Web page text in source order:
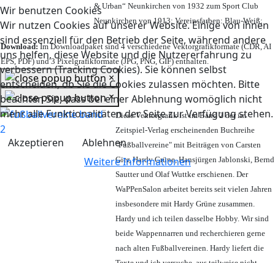
Wir benutzen Cookies
Wir nutzen Cookies auf unserer Website. Einige von ihnen
sind essenziell für den Betrieb der Seite, während andere
uns helfen, diese Website und die Nutzererfahrung zu
verbessern (Tracking Cookies). Sie können selbst
entscheiden, ob Sie die Cookies zulassen möchten. Bitte
beachten Sie, dass bei einer Ablehnung womöglich nicht
mehr alle Funktionalitäten der Seite zur Verfügung stehen.
Akzeptieren
Ablehnen
Weitere Informationen
& Urban“ Neunkirchen von 1932 zum Sport Club
Neunkirchen von 1913; Vereinsfarben: Blau-Weiß;
Download:Im Downloadpaket sind 4 verschiedene Vektorgrafikformate (CDR, AI
EPS, PDF) und 3 Pixelgrafikformate (JPG, PNG, GIF) enthalten.
×
×
Diese Vektorgrafik ist im Band 2 der im
Zeitspiel-Verlag erscheinenden Buchreihe
"Fußballvereine" mit Beiträgen von Carsten
Gier, Hardy Grüne, Hansjürgen Jablonski, Bernd
Sautter und Olaf Wuttke erschienen. Der
WaPPenSalon arbeitet bereits seit vielen Jahren
insbesondere mit Hardy Grüne zusammen.
Hardy und ich teilen dasselbe Hobby. Wir sind
beide Wappennarren und recherchieren gerne
nach alten Fußballvereinen. Hardy liefert die